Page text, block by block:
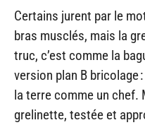
Certains jurent par le
bras musclés, mais la
truc, c’est comme la
version plan B bricolage
la terre comme un chef.
grelinette, testée et